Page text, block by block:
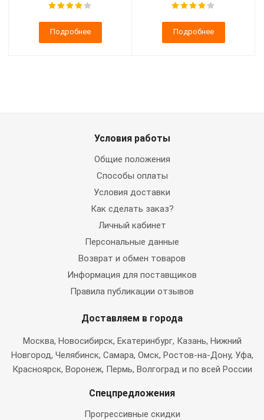
Подробнее Подробнее
Условия работы
Общие положения
Способы оплаты
Условия доставки
Как сделать заказ?
Личный кабинет
Персональные данные
Возврат и обмен товаров
Информация для поставщиков
Правила публикации отзывов
Доставляем в города
Москва, Новосибирск, Екатеринбург, Казань, Нижний
Новгород, Челябинск, Самара, Омск, Ростов-на-Дону, Уфа,
Красноярск, Воронеж, Пермь, Волгоград и по всей России
Спецпредложения
Прогрессивные скидки